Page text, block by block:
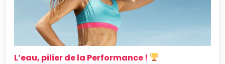
L’eau, pilier de la Performance !